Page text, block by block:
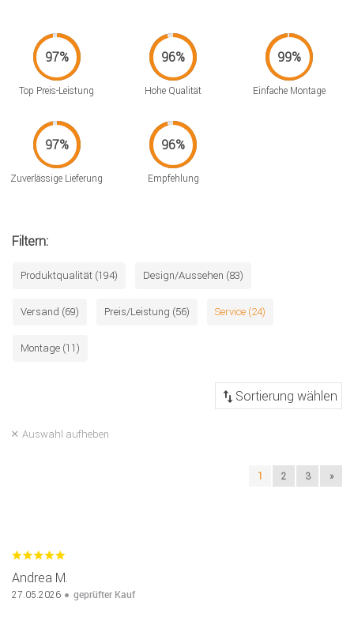
Top Preis-Leistung Hohe Qualität Einfache Montage
Zuverlässige Lieferung Empfehlung
Filtern:
Produktqualität (194) Design/Aussehen (83)
Versand (69) Preis/Leistung (56) Service (24)
Montage (11)
Auswahl aufheben
1 2 3 »
Andrea M.
27.05.2026 geprüfter Kauf